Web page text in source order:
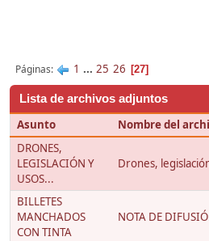
Páginas 1 ... 25 26 27
Lista de archivos adjuntos
Asunto
Nombre del
DRONES,
LEGISLACIÓN Y
USOS...
Drones,
BILLETES
MANCHADOS
CON TINTA
NOTA DE